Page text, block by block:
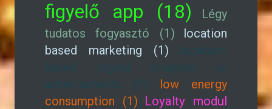
figyelő app (18)
Légy
tudatos fogyasztó (1)
location
based marketing (1)
location-
based digital coupons or
advertisments (1)
low energy
consumption (1) Loyalty modul